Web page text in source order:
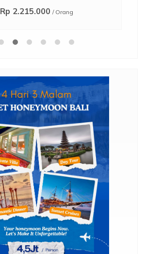
Rp 2.215.000 / Orang